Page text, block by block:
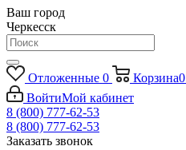
Ваш город
Черкесск
Отложенные 0 Корзина0
ВойтиМой кабинет
8 (800) 777-62-53
8 (800) 777-62-53
Заказать звонок